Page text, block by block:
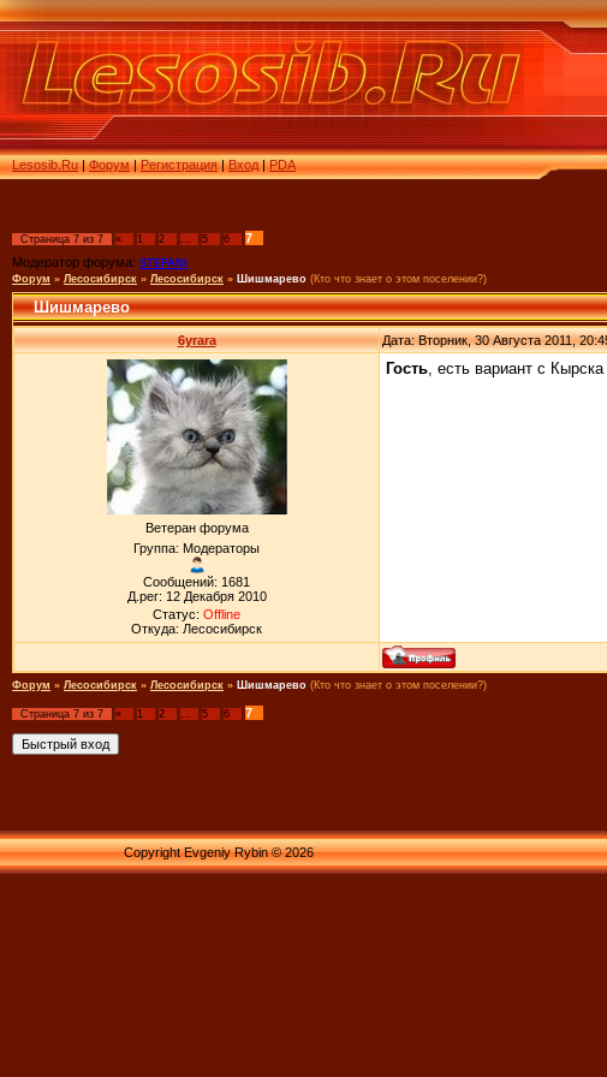
Lesosib.Ru|Форум|Регистрация|Вход|PDA
Страница 7 из 7 « 1 2 … 5 6
7
Модератор форума: STEFANI
Форум » Лесосибирск » Лесосибирск » Шишмарево (Кто что знает о этом поселении?)
Шишмарево
6yrara Дата: Вторник, 30 Августа 2011,
Ветеран форума
Группа: Модераторы
Сообщений: 1681
Д.рег: 12 Декабря 2010
Статус: Offline
Откуда: Лесосибирск
Гость, есть вариант с
Форум » Лесосибирск » Лесосибирск » Шишмарево (Кто что знает о этом поселении?)
Страница 7 из 7 « 1 2 … 5 6
7
Copyright Evgeniy Rybin © 2026